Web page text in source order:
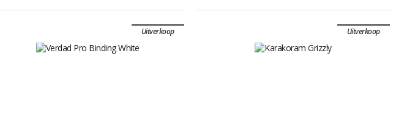
Uitverkoop Uitverkoop